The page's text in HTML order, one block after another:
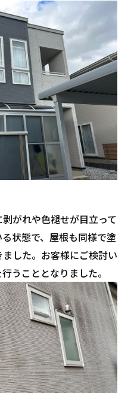
がれや色褪せが目立って
状態で、屋根も同様で塗
した。お客様にご検討い
うこととなりました。